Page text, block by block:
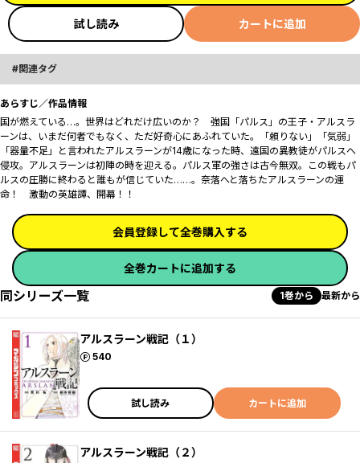
試し読み カートに追加
関連タグ
あらすじ／作品情報
国が燃えている…。世界はどれだけ広いのか？ 強国「パルス」の王子・アルスラ
ーンは、いまだ何者でもなく、ただ好奇心にあふれていた。「頼りない」「気弱」
「器量不足」と言われたアルスラーンが14歳になった時、遠国の異教徒がパルスへ
侵攻。アルスラーンは初陣の時を迎える。パルス軍の強さは古今無双。この戦もパ
ルスの圧勝に終わると誰もが信じていた……。奈落へと落ちたアルスラーンの運
命！ 激動の英雄譚、開幕！！
会員登録して全巻購入する
全巻カートに追加する
同シリーズ一覧 1巻から 最新から
アルスラーン戦記（１）
540
ポイント
試し読み カートに追加
アルスラーン戦記（２）